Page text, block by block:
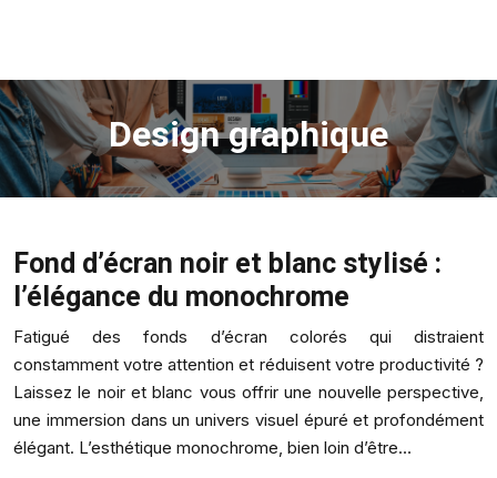
Design graphique
Fond d’écran noir et blanc stylisé :
l’élégance du monochrome
Fatigué des fonds d’écran colorés qui distraient
constamment votre attention et réduisent votre productivité ?
Laissez le noir et blanc vous offrir une nouvelle perspective,
une immersion dans un univers visuel épuré et profondément
élégant. L’esthétique monochrome, bien loin d’être…